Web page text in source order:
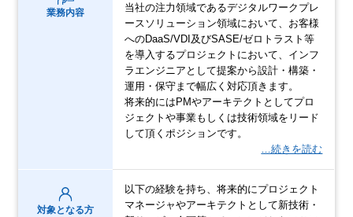
業務内容
当社の注力領域であるデジタルワークプレ
ースソリューション領域において、お客様
へのDaaS/VDI及びSASE/ゼロトラスト等
を導入するプロジェクトにおいて、インフ
ラエンジニアとして提案から設計・構築・
運用・保守まで幅広く対応頂きます。
将来的にはPMやアーキテクトとしてプロ
ジェクトや事業もしくは技術領域をリード
して頂くポジションです。
…続きを読む
対象となる方
以下の経験を持ち、将来的にプロジェクト
マネージャやアーキテクトとして新技術・